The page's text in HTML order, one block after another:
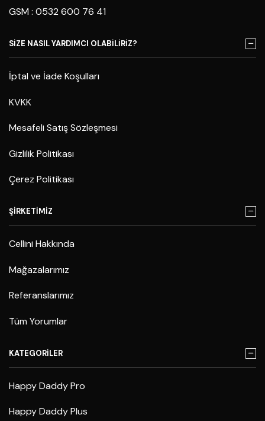
GSM : 0532 600 76 41
SİZE NASIL YARDIMCI OLABİLİRİZ?
İptal ve İade Koşulları
KVKK
Mesafeli Satış Sözleşmesi
Gizlilik Politikası
Çerez Politikası
ŞİRKETİMİZ
Cellini Hakkında
Mağazalarımız
Referanslarımız
Tüm Yorumlar
KATEGORİLER
Happy Daddy Pro
Happy Daddy Plus